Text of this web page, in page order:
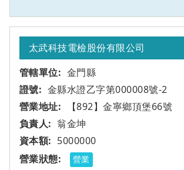
太武科技電檢股份有限公司
金門縣
金縣水證乙字第000008號-2
【892】金寧鄉頂堡66號
翁金坤
5000000
營業